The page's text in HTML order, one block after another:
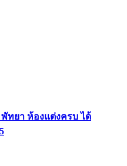
ทยา ห้องแต่งครบ ได้